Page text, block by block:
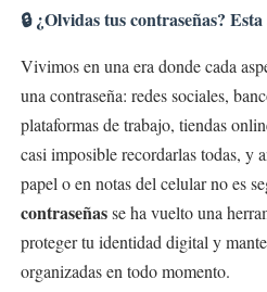
🔒 ¿Olvidas tus contraseñas?
Vivimos en una era donde cada
una contraseña: redes sociales,
plataformas de trabajo, tiendas
casi imposible recordarlas todas, y
papel o en notas del celular no es
contraseñasse ha vuelto una
proteger tu identidad digital y
organizadas en todo momento.